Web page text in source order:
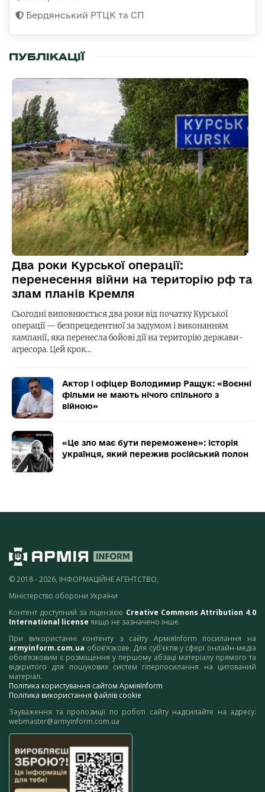
Бердянський РТЦК та СП
ПУБЛІКАЦІЇ
Два роки Курської операції:
перенесення війни на територію рф та
злам планів Кремля
Сьогодні виповнюється два роки від початку Курської
операції — безпрецедентної за задумом і виконанням
кампанії, яка перенесла бойові дії на територію держави-
агресора. Цей крок…
Актор і офіцер Володимир Ращук: «Воєнні
фільми не мають нічого спільного з
війною»
«Це зло має бути переможене»: історія
українця, який пережив російський полон
© 2018 - 2026, ІНФОРМАЦІЙНЕ АГЕНТСТВО,
Міністерство оборони України
Контент доступний за ліцензією Creative Commons Attribution 4.0
International license якщо не зазначено інше.
При використанні контенту з сайту АрміяInform посилання на
armyinform.com.ua обов’язкове. Для суб’єктів у сфері онлайн-медіа
обов’язковим є розміщення у першому абзаці матеріалу прямого та
відкритого для пошукових систем гіперпосилання на цитований
матеріал.
Політика користування сайтом АрміяInform
Політика використання файлів cookie
Зауваження та пропозиції по роботі сайту надсилайте на адресу:
webmaster@armyinform.com.ua